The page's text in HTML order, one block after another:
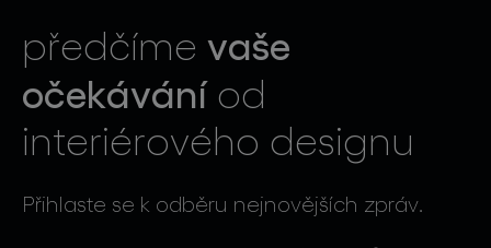
předčíme vaše
očekáváníod
interiérového designu
Přihlaste se k odběru nejnovějších zpráv.